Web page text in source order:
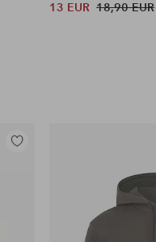
13 EUR 18,90 EUR
Lisää